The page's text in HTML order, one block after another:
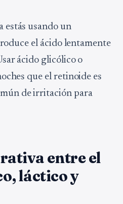
estás usando un
el ácido lentamente
ácido glicólico o
que el retinoide es
de irritación para
entre el
láctico y